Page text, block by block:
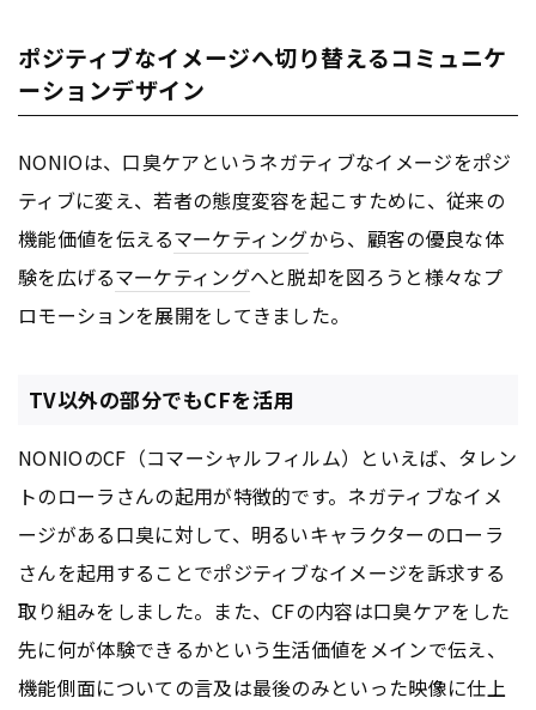
ポジティブなイメージへ切り替えるコミュニケ
ーションデザイン
NONIOは、口臭ケアというネガティブなイメージをポジ
ティブに変え、若者の態度変容を起こすために、従来の
機能価値を伝えるマーケティングから、顧客の優良な体
験を広げるマーケティングへと脱却を図ろうと様々なプ
ロモーションを展開をしてきました。
TV以外の部分でもCFを活用
NONIOのCF（コマーシャルフィルム）といえば、タレン
トのローラさんの起用が特徴的です。ネガティブなイメ
ージがある口臭に対して、明るいキャラクターのローラ
さんを起用することでポジティブなイメージを訴求する
取り組みをしました。また、CFの内容は口臭ケアをした
先に何が体験できるかという生活価値をメインで伝え、
機能側面についての言及は最後のみといった映像に仕上